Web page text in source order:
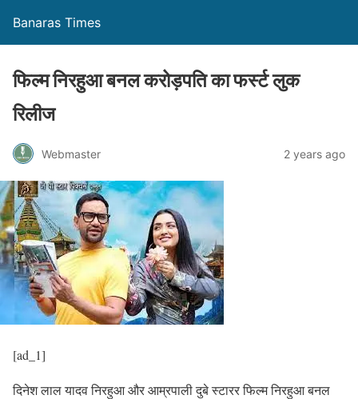
Banaras Times
फिल्म निरहुआ बनल करोड़पति का फर्स्ट लुक
रिलीज
Webmaster 2 years ago
[ad_1]
दिनेश लाल यादव निरहुआ और आम्रपाली दुबे स्टारर फिल्म निरहुआ बनल